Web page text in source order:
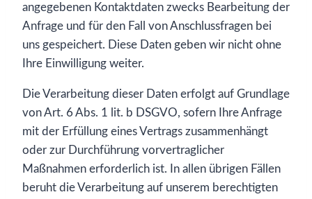
angegebenen Kontaktdaten zwecks Bearbeitung der
Anfrage und für den Fall von Anschlussfragen bei
uns gespeichert. Diese Daten geben wir nicht ohne
Ihre Einwilligung weiter.
Die Verarbeitung dieser Daten erfolgt auf Grundlage
von Art. 6 Abs. 1 lit. b DSGVO, sofern Ihre Anfrage
mit der Erfüllung eines Vertrags zusammenhängt
oder zur Durchführung vorvertraglicher
Maßnahmen erforderlich ist. In allen übrigen Fällen
beruht die Verarbeitung auf unserem berechtigten